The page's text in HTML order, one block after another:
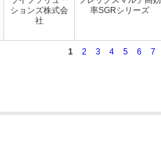
ションズ株式会
社
率SGRシリーズ
1 2 3 4 5 6 7